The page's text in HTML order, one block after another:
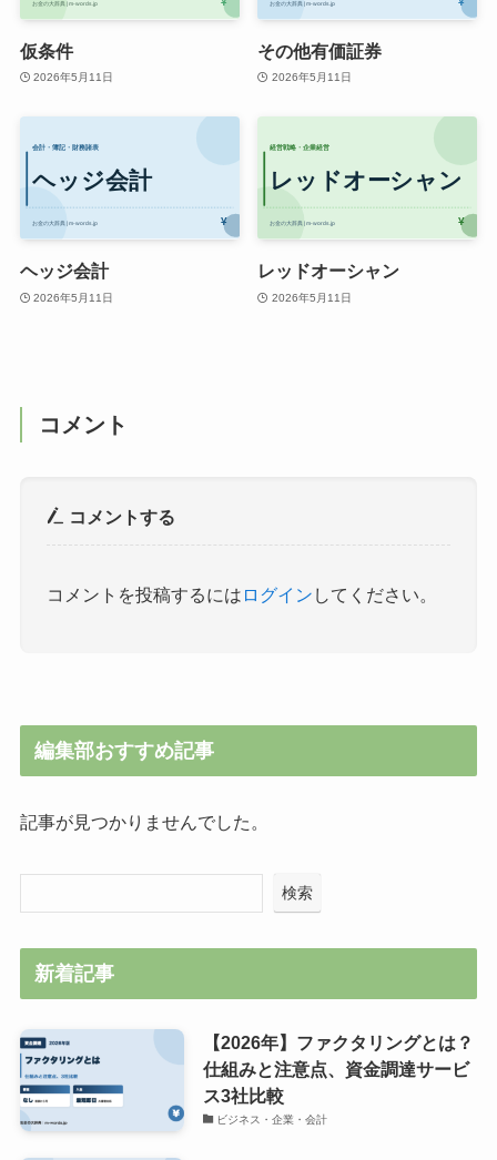
仮条件
2026年5月11日
その他有価証券
2026年5月11日
ヘッジ会計
2026年5月11日
レッドオーシャン
2026年5月11日
コメント
コメントする
コメントを投稿するには ログイン してください。
編集部おすすめ記事
記事が見つかりませんでした。
検索
新着記事
【2026年】ファクタリングとは？
仕組みと注意点、資金調達サービ
ス3社比較
ビジネス・企業・会計